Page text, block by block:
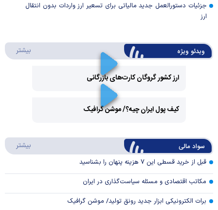
جزئیات دستورالعمل جدید مالیاتی برای تسعیر ارز واردات بدون انتقال
ارز
ویدئو ویژه بیشتر
ارز کشور گروگان کارت‌های بازرگانی
Video
کیف پول ایران چیه؟/ موشن گرافیک
سواد مالی بیشتر
قبل از خرید قسطی این ۷ هزینه پنهان را بشناسید
مکاتب اقتصادی و مسئله سیاست‌گذاری در ایران
برات الکترونیکی ابزار جدید رونق تولید/ موشن گرافیک